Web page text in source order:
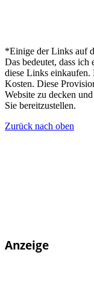
*Einige der Links auf
Das bedeutet, dass
diese Links einkaufen.
Kosten. Diese
Website zu decken
Sie bereitzustellen.
Zurück nach oben
Anzeige